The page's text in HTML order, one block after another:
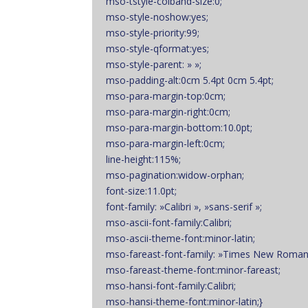
mso-style-noshow:yes;
mso-style-priority:99;
mso-style-qformat:yes;
mso-style-parent: » »;
mso-padding-alt:0cm 5.4pt 0cm 5.4pt;
mso-para-margin-top:0cm;
mso-para-margin-right:0cm;
mso-para-margin-bottom:10.0pt;
mso-para-margin-left:0cm;
line-height:115%;
mso-pagination:widow-orphan;
font-size:11.0pt;
font-family: »Calibri », »sans-serif »;
mso-ascii-font-family:Calibri;
mso-ascii-theme-font:minor-latin;
mso-fareast-font-family: »Times New
mso-fareast-theme-font:minor-fareast;
mso-hansi-font-family:Calibri;
mso-hansi-theme-font:minor-latin;}